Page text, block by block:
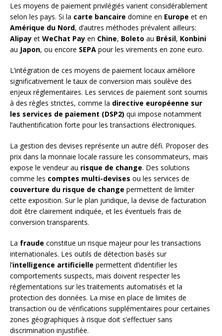
Les moyens de paiement privilégiés varient considérablement
selon les pays. Si la carte bancaire domine en Europe et en
Amérique du Nord, d’autres méthodes prévalent ailleurs:
Alipay et WeChat Pay en Chine, Boleto au Brésil, Konbini
au Japon, ou encore SEPA pour les virements en zone euro.
L’intégration de ces moyens de paiement locaux améliore
significativement le taux de conversion mais soulève des
enjeux réglementaires. Les services de paiement sont soumis
à des règles strictes, comme la directive européenne sur
les services de paiement (DSP2) qui impose notamment
l’authentification forte pour les transactions électroniques.
La gestion des devises représente un autre défi. Proposer des
prix dans la monnaie locale rassure les consommateurs, mais
expose le vendeur au risque de change. Des solutions
comme les comptes multi-devises ou les services de
couverture du risque de change permettent de limiter
cette exposition. Sur le plan juridique, la devise de facturation
doit être clairement indiquée, et les éventuels frais de
conversion transparents.
La fraude constitue un risque majeur pour les transactions
internationales. Les outils de détection basés sur
l’intelligence artificielle permettent d’identifier les
comportements suspects, mais doivent respecter les
réglementations sur les traitements automatisés et la
protection des données. La mise en place de limites de
transaction ou de vérifications supplémentaires pour certaines
zones géographiques à risque doit s’effectuer sans
discrimination injustifiée.